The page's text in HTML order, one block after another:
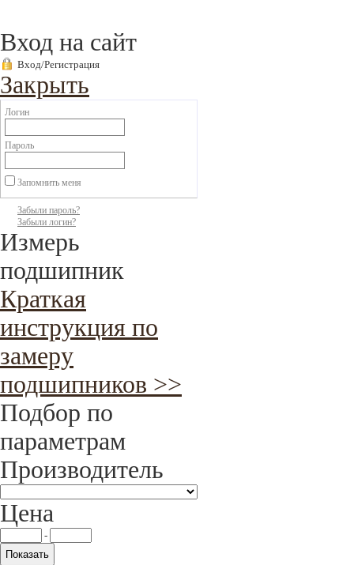
Вход на сайт
Вход/Регистрация
Закрыть
Логин
Пароль
Запомнить меня
Забыли пароль?
Забыли логин?
Измерь
подшипник
Краткая
инструкция по
замеру
подшипников >>
Подбор по
параметрам
Производитель
Цена
-